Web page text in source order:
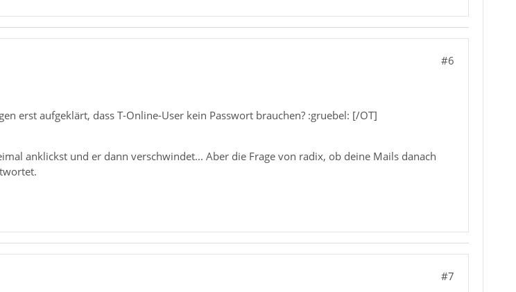
#6
erst aufgeklärt, dass T-Online-User kein Passwort brauchen? :gruebel: [/OT]
anklickst und er dann verschwindet... Aber die Frage von radix, ob deine Mails danach
#7